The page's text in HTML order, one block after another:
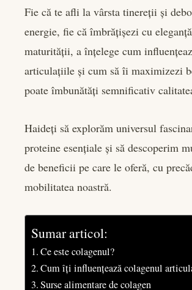
Fie că te afli la vârsta tinereții și
energie, fie că îmbrățișezi cu
maturității, a înțelege cum
articulațiile și cum să îi maximizezi
poate îmbunătăți semnificativ
Haideți să explorăm universul
proteine esențiale și să descoperim
de beneficii pe care le oferă, cu
mobilitatea noastră.
Sumar articol:
Ce este colagenul?
Cum îți influențează colagenul
Surse alimentare de colagen